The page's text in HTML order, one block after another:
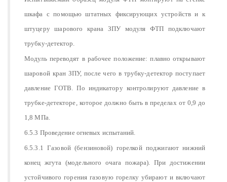
шкафа с помощью штатных фиксирующих устройств и к
штуцеру шарового крана ЗПУ модуля ФТП подключают
трубку-детектор.
Модуль переводят в рабочее положение: плавно открывают
шаровой кран ЗПУ, после чего в трубку-детектор поступает
давление ГОТВ. По индикатору контролируют давление в
трубке-детекторе, которое должно быть в пределах от 0,9 до
1,8 МПа.
6.5.3 Проведение огневых испытаний.
6.5.3.1 Газовой (бензиновой) горелкой поджигают нижний
конец жгута (модельного очага пожара). При достижении
устойчивого горения газовую горелку убирают и включают